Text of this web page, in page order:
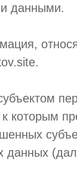
данными.
которым
данных